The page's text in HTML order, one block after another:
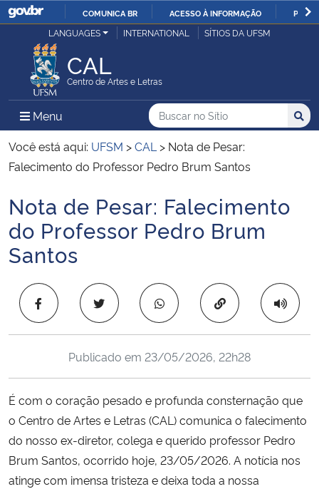
IR
COMUNICA BR ACESSO À INFORMAÇÃO
Ministério da Justiça e Segurança Pública
Ministério da Defesa
Ministério das Relações Exteriores
Ministério da Infraestrutura
Ministério da Agricultura, Pecuária e Abastecimento
Ministério da Educação
Ministério de Minas e Energia
Ministério da Ciência, Tecnologia, Inovações e Comunicações
Ministério do Meio Ambiente
LANGUAGES INTERNATIONAL SÍTIOS DA UFSM
CAL
Centro de Artes e Letras
Menu Menu Principal do Sítio
Busca
Buscar no no Sítio
Busca:
Você está aqui: UFSM >CAL > Nota de Pesar:
Falecimento do Professor Pedro Brum Santos
Início do conteúdo
Nota de Pesar: Falecimento
do Professor Pedro Brum
Santos
Copiar para área
Publicado em 23/05/2026, 22h28
É com o coração pesado e profunda consternação que
o Centro de Artes e Letras (CAL) comunica o falecimento
do nosso ex-diretor, colega e querido professor Pedro
Brum Santos, ocorrido hoje, 23/05/2026. A notícia nos
atinge com imensa tristeza e deixa toda a nossa